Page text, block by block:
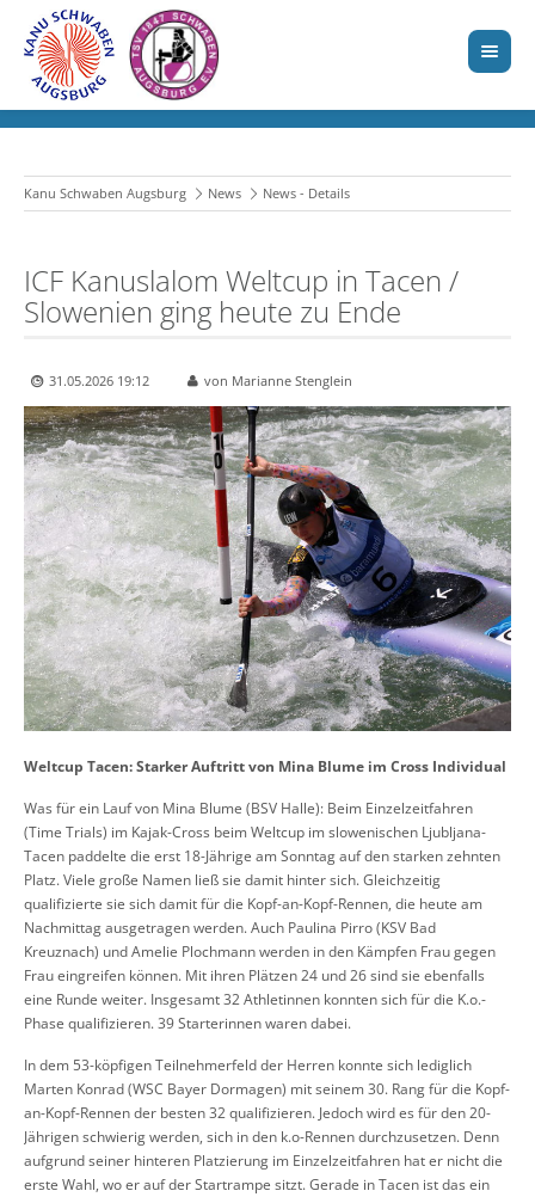
Kanu Schwaben Augsburg News News - Details
ICF Kanuslalom Weltcup in Tacen /
Slowenien ging heute zu Ende
31.05.2026 19:12 von Marianne Stenglein
Weltcup Tacen: Starker Auftritt von Mina Blume im Cross Individual
Was für ein Lauf von Mina Blume (BSV Halle): Beim Einzelzeitfahren
(Time Trials) im Kajak-Cross beim Weltcup im slowenischen Ljubljana-
Tacen paddelte die erst 18-Jährige am Sonntag auf den starken zehnten
Platz. Viele große Namen ließ sie damit hinter sich. Gleichzeitig
qualifizierte sie sich damit für die Kopf-an-Kopf-Rennen, die heute am
Nachmittag ausgetragen werden. Auch Paulina Pirro (KSV Bad
Kreuznach) und Amelie Plochmann werden in den Kämpfen Frau gegen
Frau eingreifen können. Mit ihren Plätzen 24 und 26 sind sie ebenfalls
eine Runde weiter. Insgesamt 32 Athletinnen konnten sich für die K.o.-
Phase qualifizieren. 39 Starterinnen waren dabei.
In dem 53-köpfigen Teilnehmerfeld der Herren konnte sich lediglich
Marten Konrad (WSC Bayer Dormagen) mit seinem 30. Rang für die Kopf-
an-Kopf-Rennen der besten 32 qualifizieren. Jedoch wird es für den 20-
Jährigen schwierig werden, sich in den k.o-Rennen durchzusetzen. Denn
aufgrund seiner hinteren Platzierung im Einzelzeitfahren hat er nicht die
erste Wahl, wo er auf der Startrampe sitzt. Gerade in Tacen ist das ein